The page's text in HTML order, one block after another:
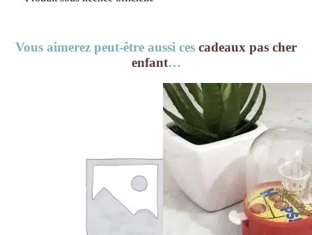
Vous aimerez peut-être aussi ces cadeaux pas cher
enfant…